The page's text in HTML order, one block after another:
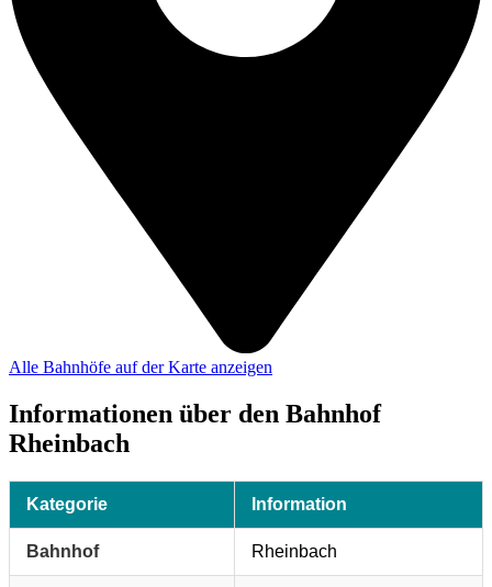
Alle Bahnhöfe auf der Karte anzeigen
Informationen über den Bahnhof
Rheinbach
Kategorie Information
Bahnhof Rheinbach